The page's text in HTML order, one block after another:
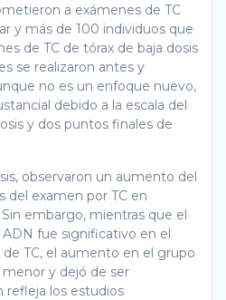
a exámenes de TC
y más de 100 individuos que
de TC de tórax de baja dosis
se realizaron antes y
no es un enfoque nuevo,
debido a la escala del
y dos puntos finales de
observaron un aumento del
del examen por TC en
embargo, mientras que el
fue significativo en el
TC, el aumento en el grupo
menor y dejó de ser
refleja los estudios